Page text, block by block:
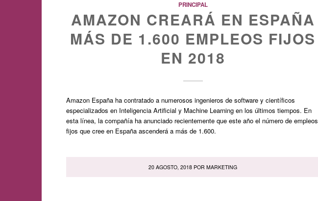
PRINCIPAL
AMAZON CREARÁ EN ESPAÑA
MÁS DE 1.600 EMPLEOS FIJOS
EN 2018
Amazon España ha contratado a numerosos ingenieros de software y científicos
especializados en Inteligencia Artificial y Machine Learning en los últimos tiempos. En
esta línea, la compañía ha anunciado recientemente que este año el número de empleos
fijos que cree en España ascenderá a más de 1.600.
20 AGOSTO, 2018 PORMARKETING